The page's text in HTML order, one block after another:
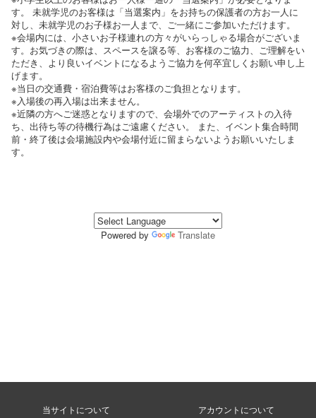
す。 未就学児のお客様は「当選案内」をお持ちの保護者の方お一人に
対し、未就学児のお子様お一人まで、ご一緒にご参加いただけます。
※会場内には、小さいお子様連れの方々がいらっしゃる場合がございま
す。お気づきの際は、スペースを譲る等、お客様のご協力、ご理解をい
ただき、より良いイベントになるようご協力を何卒宜しくお願い申し上
げます。
※当日の交通費・宿泊費等はお客様のご負担となります。
※入場後の再入場は出来ません。
※近隣の方へご迷惑となりますので、会場外でのアーティストの入待
ち、出待ち等の待機行為はご遠慮ください。 また、イベント集合時間
前・終了後は会場施設内や会場付近に留まらないようお願いいたしま
す。
Powered by Translate
当サイトについて アカウントについて